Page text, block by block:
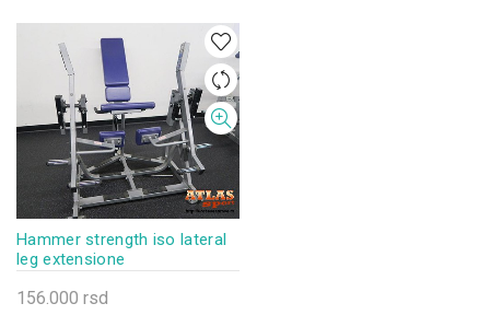
Hammer strength iso lateral
leg extensione
156.000 rsd